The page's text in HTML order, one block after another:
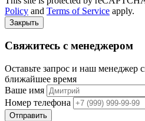
Policy and Terms of Service apply.
Закрыть
Свяжитесь с менеджером
Оставьте запрос и наш менеджер
ближайшее время
Ваше имя
Номер телефона
Отправить